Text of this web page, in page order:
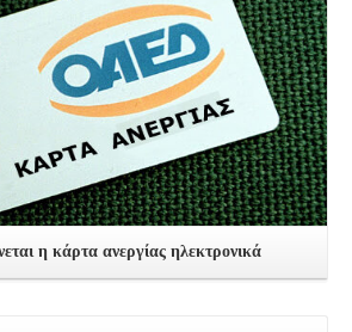
η κάρτα ανεργίας ηλεκτρονικά